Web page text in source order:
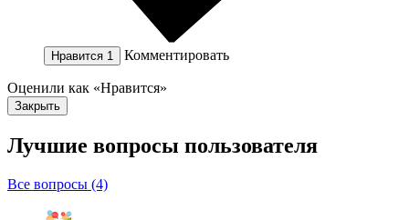
Нравится 1 Комментировать
Оценили как «Нравится»
Закрыть
Лучшие вопросы пользователя
Все вопросы (4)